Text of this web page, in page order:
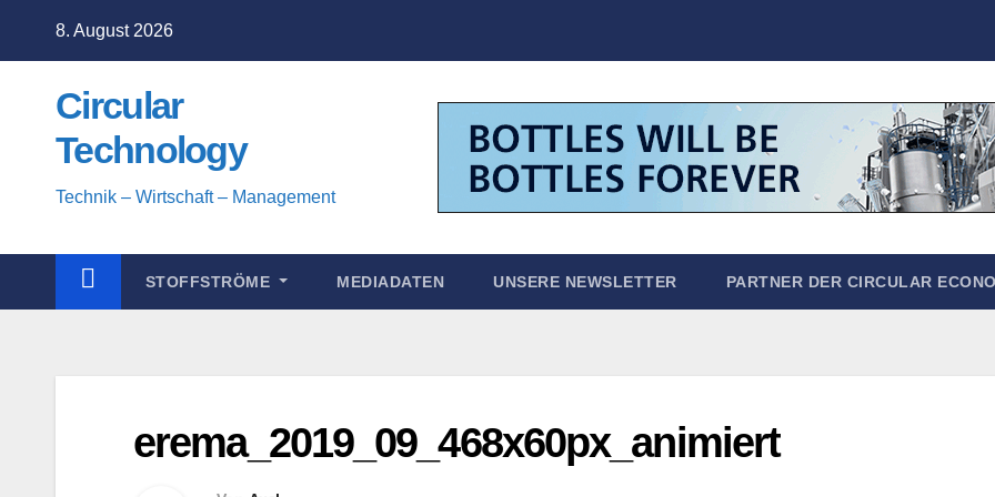
8. August 2026
Circular
Technology
Technik – Wirtschaft – Management
STOFFSTRÖME MEDIADATEN UNSERE NEWSLETTER PARTNER DER CIRCULAR
erema_2019_09_468x60px_animiert